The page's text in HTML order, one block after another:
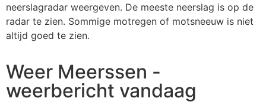
neerslagradar weergeven. De meeste neerslag is op de
radar te zien. Sommige motregen of motsneeuw is niet
altijd goed te zien.
Weer Meerssen -
weerbericht vandaag